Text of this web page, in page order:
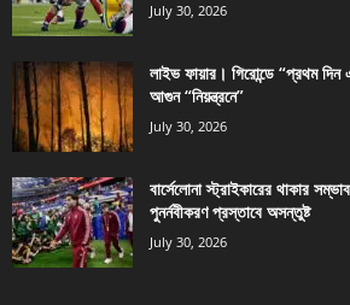
July 30, 2026
লাইভ ফায়ার। গিরোন্ডে “প্রথম
আগুন “নিয়ন্ত্রনে”
July 30, 2026
বার্সেলোনা স্ট্রাইকারের থাকার
পুনর্নবীকরণ প্রস্তাবে অসন্তুষ্ট
July 30, 2026